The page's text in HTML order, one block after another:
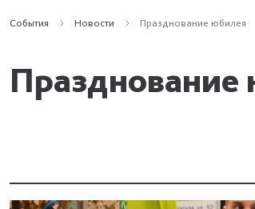
События Новости Празднование юбилея
Празднование